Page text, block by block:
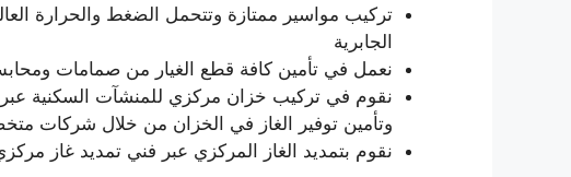
تركيب مواسير ممتازة وتتحمل الضغط والحرارة
الجابرية
نعمل في تأمين كافة قطع الغيار من صمامات
نقوم في تركيب خزان مركزي للمنشآت السكنية عبر
وتأمين توفير الغاز في الخزان من خلال شركات
نقوم بتمديد الغاز المركزي عبر فني تمديد غاز